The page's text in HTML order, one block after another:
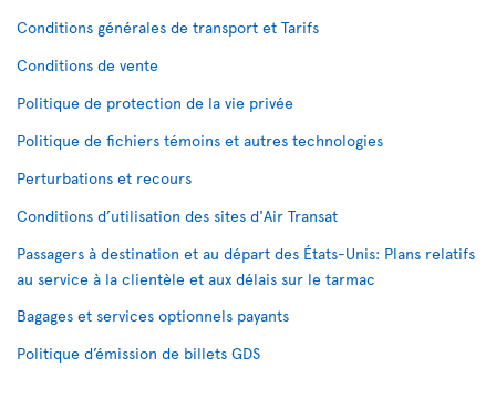
Conditions générales de transport et Tarifs
Conditions de vente
Politique de protection de la vie privée
Politique de fichiers témoins et autres technologies
Perturbations et recours
Conditions d’utilisation des sites d'Air Transat
Passagers à destination et au départ des États-Unis: Plans relatifs
au service à la clientèle et aux délais sur le tarmac
Bagages et services optionnels payants
Politique d’émission de billets GDS